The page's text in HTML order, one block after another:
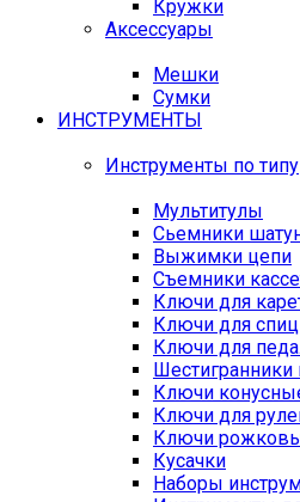
Кружки
Аксессуары
Мешки
Сумки
ИНСТРУМЕНТЫ
Инструменты по типу
Мультитулы
Сьемники
Выжимки цепи
Съемники
Ключи для
Ключи для спиц
Ключи для
Шестигранники
Ключи
Ключи для
Ключи
Кусачки
Наборы